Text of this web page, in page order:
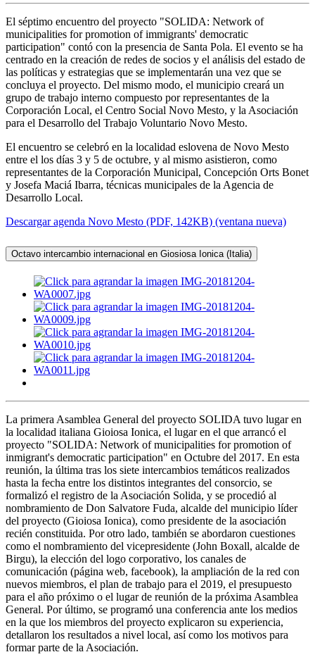
El séptimo encuentro del proyecto "SOLIDA: Network of
municipalities for promotion of immigrants' democratic
participation" contó con la presencia de Santa Pola. El evento se ha
centrado en la creación de redes de socios y el análisis del estado de
las políticas y estrategias que se implementarán una vez que se
concluya el proyecto. Del mismo modo, el municipio creará un
grupo de trabajo interno compuesto por representantes de la
Corporación Local, el Centro Social Novo Mesto, y la Asociación
para el Desarrollo del Trabajo Voluntario Novo Mesto.
El encuentro se celebró en la localidad eslovena de Novo Mesto
entre el los días 3 y 5 de octubre, y al mismo asistieron, como
representantes de la Corporación Municipal, Concepción Orts Bonet
y Josefa Maciá Ibarra, técnicas municipales de la Agencia de
Desarrollo Local.
Descargar agenda Novo Mesto (PDF, 142KB) (ventana nueva)
Octavo intercambio internacional en Giosiosa Ionica (Italia)
La primera Asamblea General del proyecto SOLIDA tuvo lugar en
la localidad italiana Gioiosa Ionica, el lugar en el que arrancó el
proyecto "SOLIDA: Network of municipalities for promotion of
inmigrant's democratic participation" en Octubre del 2017. En esta
reunión, la última tras los siete intercambios temáticos realizados
hasta la fecha entre los distintos integrantes del consorcio, se
formalizó el registro de la Asociación Solida, y se procedió al
nombramiento de Don Salvatore Fuda, alcalde del municipio líder
del proyecto (Gioiosa Ionica), como presidente de la asociación
recién constituida. Por otro lado, también se abordaron cuestiones
como el nombramiento del vicepresidente (John Boxall, alcalde de
Birgu), la elección del logo corporativo, los canales de
comunicación (página web, facebook), la ampliación de la red con
nuevos miembros, el plan de trabajo para el 2019, el presupuesto
para el año próximo o el lugar de reunión de la próxima Asamblea
General. Por último, se programó una conferencia ante los medios
en la que los miembros del proyecto explicaron su experiencia,
detallaron los resultados a nivel local, así como los motivos para
formar parte de la Asociación.